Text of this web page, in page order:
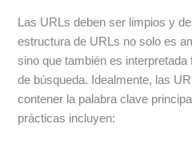
Las URLs deben ser limpios y
estructura de URLs no solo es
sino que también es
de búsqueda. Idealmente, las
contener la palabra clave
prácticas incluyen: